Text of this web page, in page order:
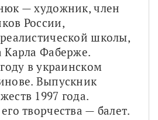
— художник, член
России,
школы,
Карла Фаберже.
в украинском
Выпускник
1997 года.
творчества — балет.